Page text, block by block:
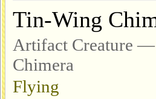
Tin-Wing
Artifact Creature —
Chimera
Flying